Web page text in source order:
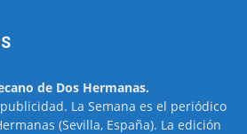
de Dos Hermanas.
La Semana es el periódico
(Sevilla, España). La edición